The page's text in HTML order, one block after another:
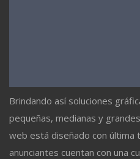
Brindando así soluciones
pequeñas, medianas y
web está diseñado con última
anunciantes cuentan con una